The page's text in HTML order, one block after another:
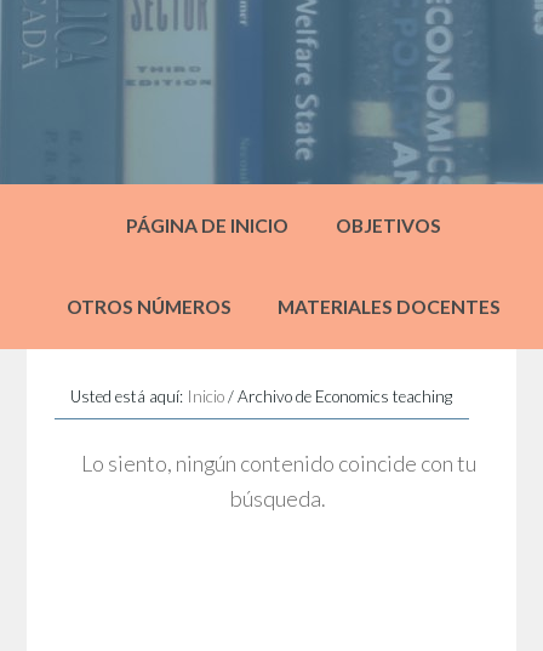
PÁGINA DE INICIO OBJETIVOS
OTROS NÚMEROS MATERIALES DOCENTES
Usted está aquí: Inicio /Archivo de Economics teaching
Lo siento, ningún contenido coincide con tu
búsqueda.